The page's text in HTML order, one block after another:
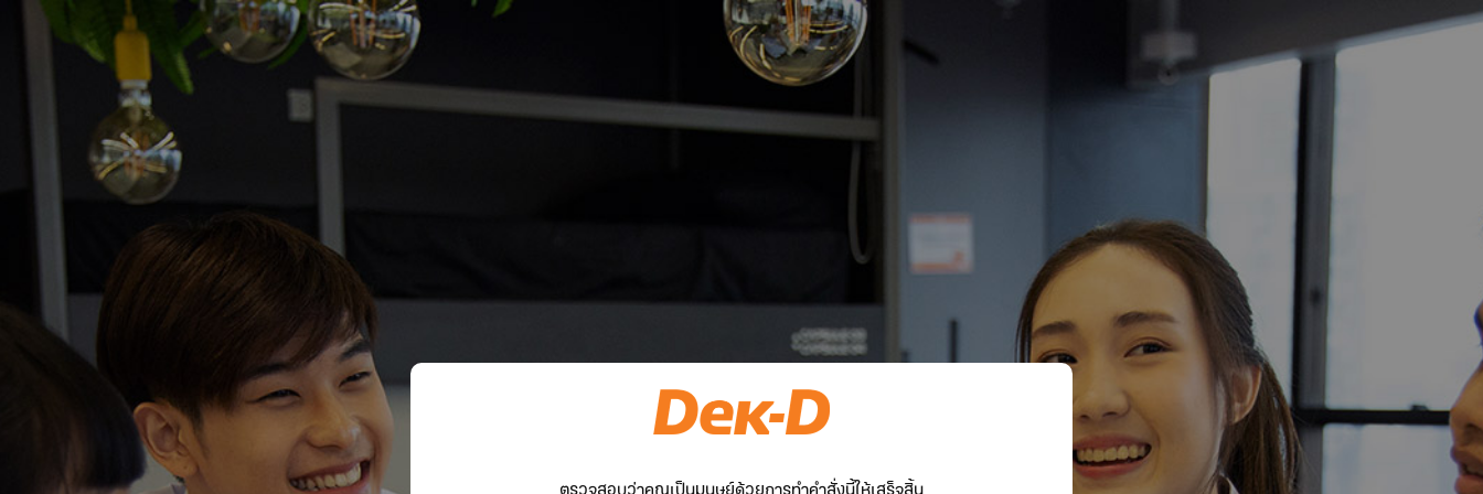
ตรวจสอบว่าคุณเป็นมนุษย์ด้วยการทำคำสั่งนี้ให้เสร็จสิ้น